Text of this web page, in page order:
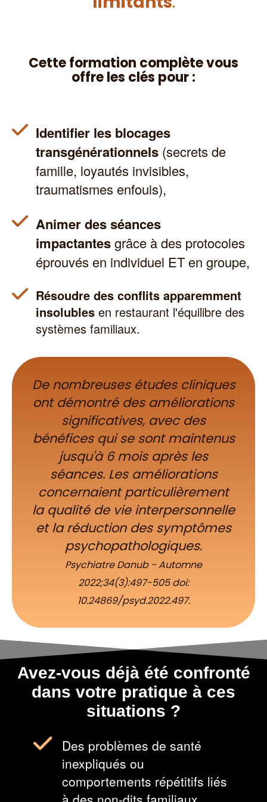
Cette formation complète vous
offre les clés pour :
Identifier les blocages
transgénérationnels (secrets de
famille, loyautés invisibles,
traumatismes enfouis),
Animer des séances
impactantesgrâce à des protocoles
éprouvés en individuel ET en groupe,
Résoudre des conflits apparemment
insolubles en restaurant l'équilibre des
systèmes familiaux.
De nombreuses études cliniques
ont démontré des améliorations
significatives, avec des
bénéfices qui se sont maintenus
jusqu'à 6 mois après les
séances. Les améliorations
concernaient particulièrement
la qualité de vie interpersonnelle
et la réduction des symptômes
psychopathologiques.
Psychiatre Danub - Automne
2022;34(3):497-505 doi:
10.24869/psyd.2022.497.
Avez-vous déjà été confronté
dans votre pratique à ces
situations ?
Des problèmes de santé
inexpliqués ou
comportements répétitifs liés